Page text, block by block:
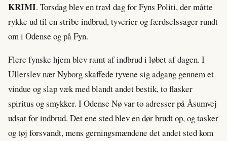
KRIMI. Torsdag blev en travl dag for Fyns Politi, der måtte
rykke ud til en stribe indbrud, tyverier og færdselssager rundt
om i Odense og på Fyn.
Flere fynske hjem blev ramt af indbrud i løbet af dagen. I
Ullerslev nær Nyborg skaffede tyvene sig adgang gennem et
vindue og slap væk med blandt andet bestik, to flasker
spiritus og smykker. I Odense Nø var to adresser på Åsumvej
udsat for indbrud. Det ene sted blev en dør brudt op, og tasker
og tøj forsvandt, mens gerningsmændene det andet sted kom